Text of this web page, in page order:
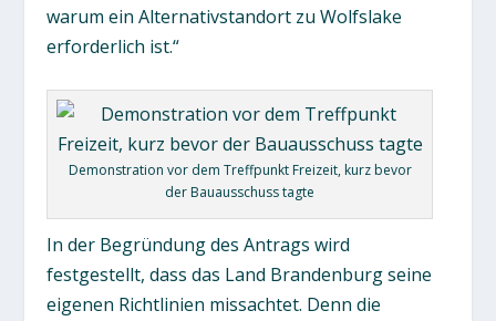
warum ein Alternativstandort zu Wolfslake
erforderlich ist.“
Demonstration vor dem Treffpunkt Freizeit, kurz bevor
der Bauausschuss tagte
In der Begründung des Antrags wird
festgestellt, dass das Land Brandenburg seine
eigenen Richtlinien missachtet. Denn die